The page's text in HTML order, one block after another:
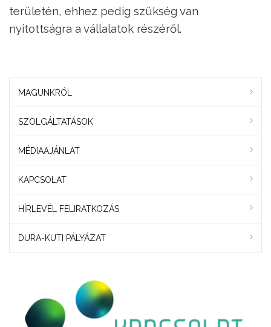
területén, ehhez pedig szükség van
nyitottságra a vállalatok részéről.
MAGUNKRÓL
SZOLGÁLTATÁSOK
MÉDIAAJÁNLAT
KAPCSOLAT
HÍRLEVÉL FELIRATKOZÁS
DURA-KUTI PÁLYÁZAT